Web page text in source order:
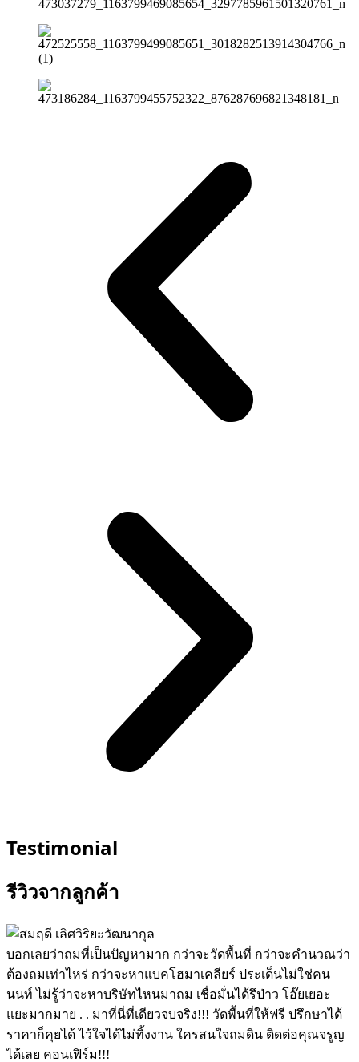
Testimonial
รีวิวจากลูกค้า
บอกเลยว่าถมที่เป็นปัญหามาก กว่าจะวัดพื้นที่ กว่าจะคำนวณว่า
ต้องถมเท่าไหร่ กว่าจะหาแบคโฮมาเคลียร์ ประเด็นไม่ใช่คน
นนท์ ไม่รู้ว่าจะหาบริษัทไหนมาถม เชื่อมั่นได้รึป่าว โอ๊ยเยอะ
แยะมากมาย . . มาที่นี่ที่เดียวจบจริง!!! วัดพื้นที่ให้ฟรี ปรึกษาได้
ราคาก็คุยได้ ไว้ใจได้ไม่ทิ้งงาน ใครสนใจถมดิน ติดต่อคุณจรูญ
ได้เลย คอนเฟิร์ม!!!